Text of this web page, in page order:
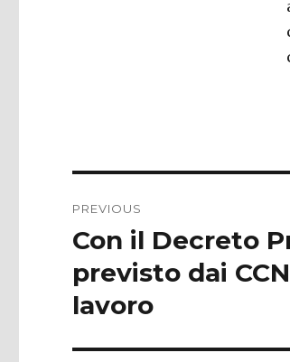
navigation
PREVIOUS
Previous
Con il Decreto
previsto dai
lavoro